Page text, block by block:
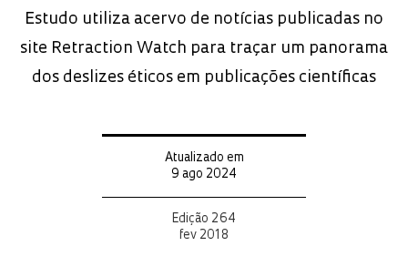
Estudo utiliza acervo de notícias publicadas no
site Retraction Watch para traçar um panorama
dos deslizes éticos em publicações científicas
Atualizado em
9 ago 2024
Edição 264
fev 2018